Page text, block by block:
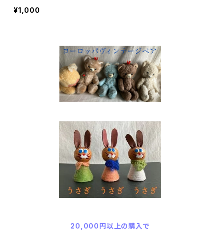
スヨゼフラダ
¥1,000
20,000円以上の購入で